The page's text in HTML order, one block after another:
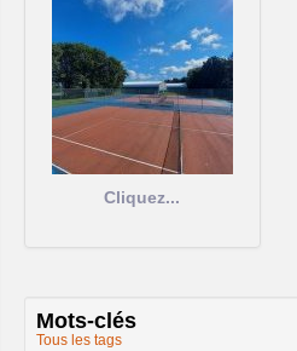
Cliquez...
Mots-clés
Tous les tags